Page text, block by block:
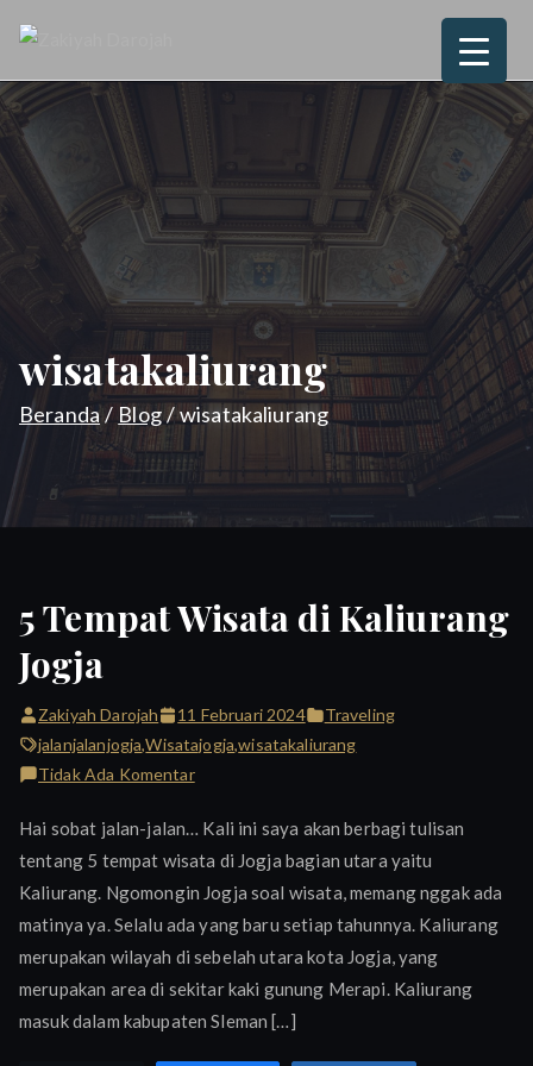
konten
Zakiyah
Darojah
wisatakaliurang
Beranda Blog wisatakaliurang
5 Tempat Wisata di Kaliurang
Jogja
Zakiyah Darojah 11 Februari 2024
Traveling
jalanjalanjogja,Wisatajogja,wisatakaliurang
Tidak Ada Komentarpada
Tempat
Wisata
di
Kaliurang
Jogja
Hai sobat jalan-jalan… Kali ini saya akan berbagi tulisan
tentang 5 tempat wisata di Jogja bagian utara yaitu
Kaliurang. Ngomongin Jogja soal wisata, memang nggak ada
matinya ya. Selalu ada yang baru setiap tahunnya. Kaliurang
merupakan wilayah di sebelah utara kota Jogja, yang
merupakan area di sekitar kaki gunung Merapi. Kaliurang
masuk dalam kabupaten Sleman […]